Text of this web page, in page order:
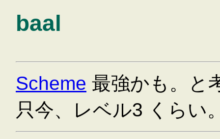
baal
Scheme 最強かも。と
只今、レベル3 くらい